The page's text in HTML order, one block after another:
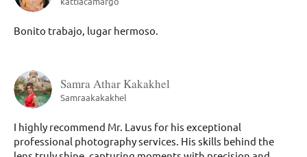
Bonito trabajo, lugar hermoso.
Samra Athar Kakakhel
Samraakakakhel
I highly recommend Mr. Lavus for his exceptional
professional photography services. His skills behind the